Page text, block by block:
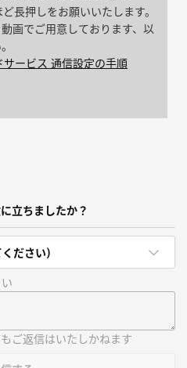
長押しをお願いいたします。
画でご用意しております、以
サービス 通信設定の手順
立ちましたか？
ださい)
ご返信はいたしかねます